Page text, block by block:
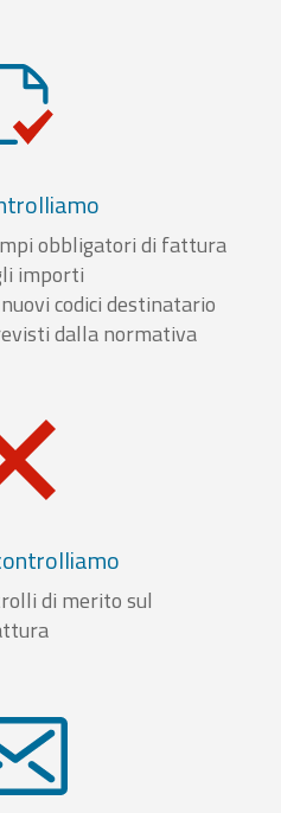
obbligatori di fattura
importi
codici destinatario
dalla normativa
di merito sul